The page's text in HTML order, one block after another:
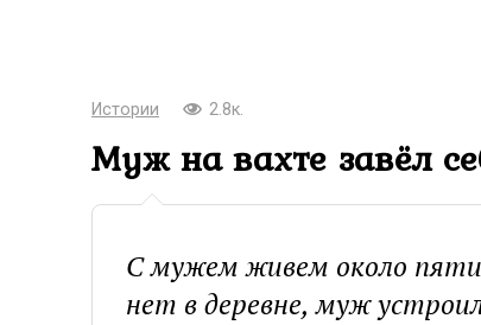
Истории 2.8к.
Муж на вахте завёл
С мужем живем около
нет в деревне, муж